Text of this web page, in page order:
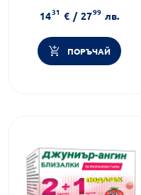
1431 € / 2799 лв.
ПОРЪЧАЙ